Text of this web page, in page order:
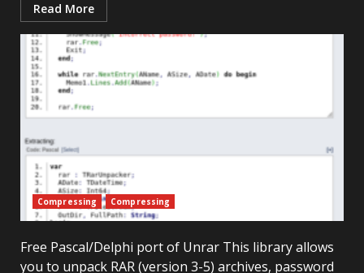
Read More
Compressing Compressing
Free Pascal/Delphi port of Unrar This library allows
you to unpack RAR (version 3-5) archives, password